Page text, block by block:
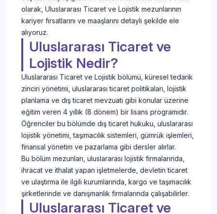
olarak, Uluslararası Ticaret ve Lojistik mezunlarının
kariyer fırsatlarını ve maaşlarını detaylı şekilde ele
alıyoruz.
Uluslararası Ticaret ve
Lojistik Nedir?
Uluslararası Ticaret ve Lojistik bölümü, küresel tedarik
zinciri yönetimi, uluslararası ticaret politikaları, lojistik
planlama ve dış ticaret mevzuatı gibi konular üzerine
eğitim veren 4 yıllık (8 dönem) bir lisans programıdır.
Öğrenciler bu bölümde dış ticaret hukuku, uluslararası
lojistik yönetimi, taşımacılık sistemleri, gümrük işlemleri,
finansal yönetim ve pazarlama gibi dersler alırlar.
Bu bölüm mezunları, uluslararası lojistik firmalarında,
ihracat ve ithalat yapan işletmelerde, devletin ticaret
ve ulaştırma ile ilgili kurumlarında, kargo ve taşımacılık
şirketlerinde ve danışmanlık firmalarında çalışabilirler.
Uluslararası Ticaret ve